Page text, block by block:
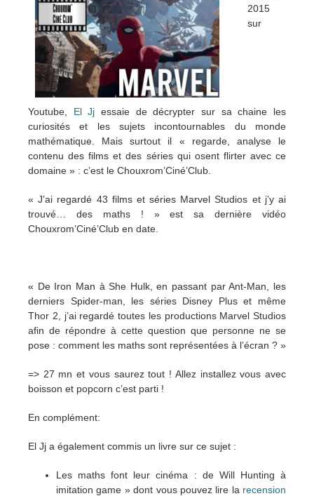
2015
sur
Youtube, El Jj essaie de décrypter sur sa chaine les
curiosités et les sujets incontournables du monde
mathématique. Mais surtout il « regarde, analyse le
contenu des films et des séries qui osent flirter avec ce
domaine » : c’est le Chouxrom’Ciné’Club.
« J’ai regardé 43 films et séries Marvel Studios et j’y ai
trouvé… des maths ! » est sa dernière vidéo
Chouxrom’Ciné’Club en date.
« De Iron Man à She Hulk, en passant par Ant-Man, les
derniers Spider-man, les séries Disney Plus et même
Thor 2, j’ai regardé toutes les productions Marvel Studios
afin de répondre à cette question que personne ne se
pose : comment les maths sont représentées à l’écran ? »
=> 27 mn et vous saurez tout ! Allez installez vous avec
boisson et popcorn c’est parti !
En complément:
El Jj a également commis un livre sur ce sujet :
Les maths font leur cinéma : de Will Hunting à
imitation game » dont vous pouvez lire la recension